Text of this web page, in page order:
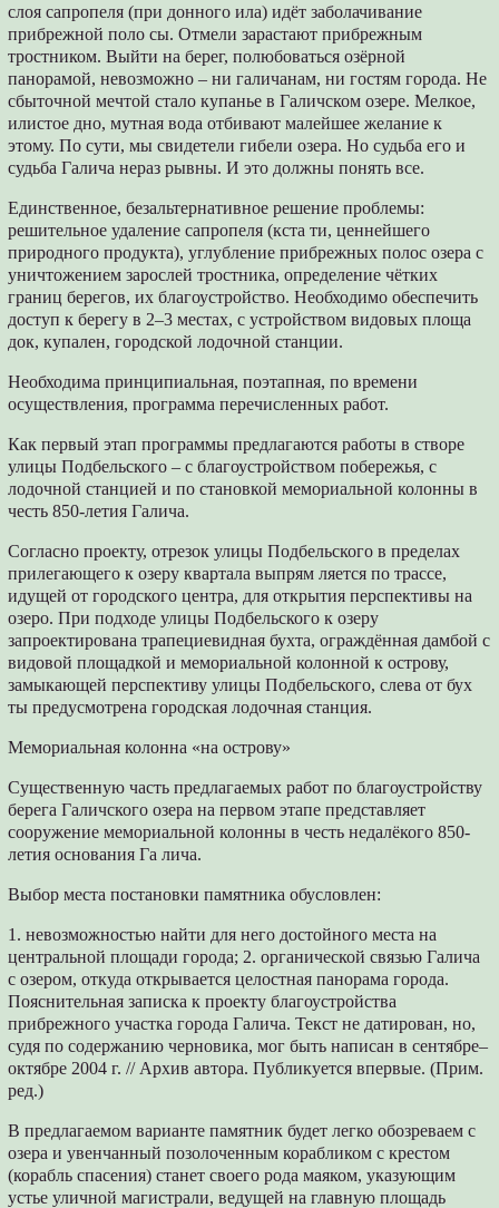
слоя сапропеля (при донного ила) идёт заболачивание
прибрежной поло сы. Отмели зарастают прибрежным
тростником. Выйти на берег, полюбоваться озёрной
панорамой, невозможно – ни галичанам, ни гостям города. Не
сбыточной мечтой стало купанье в Галичском озере. Мелкое,
илистое дно, мутная вода отбивают малейшее желание к
этому. По сути, мы свидетели гибели озера. Но судьба его и
судьба Галича нераз рывны. И это должны понять все.
Единственное, безальтернативное решение проблемы:
решительное удаление сапропеля (кста ти, ценнейшего
природного продукта), углубление прибрежных полос озера с
уничтожением зарослей тростника, определение чётких
границ берегов, их благоустройство. Необходимо обеспечить
доступ к берегу в 2–3 местах, с устройством видовых площа
док, купален, городской лодочной станции.
Необходима принципиальная, поэтапная, по времени
осуществления, программа перечисленных работ.
Как первый этап программы предлагаются работы в створе
улицы Подбельского – с благоустройством побережья, с
лодочной станцией и по становкой мемориальной колонны в
честь 850-летия Галича.
Согласно проекту, отрезок улицы Подбельского в пределах
прилегающего к озеру квартала выпрям ляется по трассе,
идущей от городского центра, для открытия перспективы на
озеро. При подходе улицы Подбельского к озеру
запроектирована трапециевидная бухта, ограждённая дамбой с
видовой площадкой и мемориальной колонной к острову,
замыкающей перспективу улицы Подбельского, слева от бух
ты предусмотрена городская лодочная станция.
Мемориальная колонна «на острову»
Существенную часть предлагаемых работ по благоустройству
берега Галичского озера на первом этапе представляет
сооружение мемориальной колонны в честь недалёкого 850-
летия основания Га лича.
Выбор места постановки памятника обусловлен:
1. невозможностью найти для него достойного места на
центральной площади города; 2. органической связью Галича
с озером, откуда открывается целостная панорама города.
Пояснительная записка к проекту благоустройства
прибрежного участка города Галича. Текст не датирован, но,
судя по содержанию черновика, мог быть написан в сентябре–
октябре 2004 г. // Архив автора. Публикуется впервые. (Прим.
ред.)
В предлагаемом варианте памятник будет легко обозреваем с
озера и увенчанный позолоченным корабликом с крестом
(корабль спасения) станет своего рода маяком, указующим
устье уличной магистрали, ведущей на главную площадь